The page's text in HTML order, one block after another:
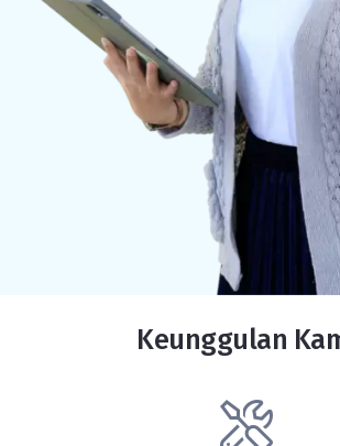
Keunggulan